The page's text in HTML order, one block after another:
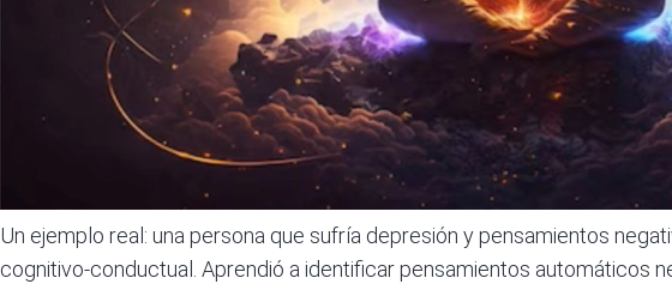
Un ejemplo real: una persona que sufría depresión y pensamientos
cognitivo-conductual. Aprendió a identificar pensamientos automáticos